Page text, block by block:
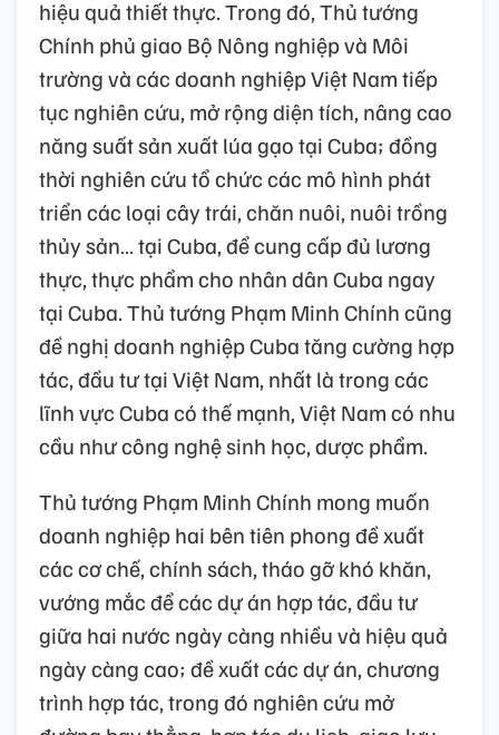
hiệu quả thiết thực. Trong đó, Thủ tướng
Chính phủ giao Bộ Nông nghiệp và Môi
trường và các doanh nghiệp Việt Nam tiếp
tục nghiên cứu, mở rộng diện tích, nâng cao
năng suất sản xuất lúa gạo tại Cuba; đồng
thời nghiên cứu tổ chức các mô hình phát
triển các loại cây trái, chăn nuôi, nuôi trồng
thủy sản… tại Cuba, để cung cấp đủ lương
thực, thực phẩm cho nhân dân Cuba ngay
tại Cuba. Thủ tướng Phạm Minh Chính cũng
đề nghị doanh nghiệp Cuba tăng cường hợp
tác, đầu tư tại Việt Nam, nhất là trong các
lĩnh vực Cuba có thế mạnh, Việt Nam có nhu
cầu như công nghệ sinh học, dược phẩm.
Thủ tướng Phạm Minh Chính mong muốn
doanh nghiệp hai bên tiên phong đề xuất
các cơ chế, chính sách, tháo gỡ khó khăn,
vướng mắc để các dự án hợp tác, đầu tư
giữa hai nước ngày càng nhiều và hiệu quả
ngày càng cao; đề xuất các dự án, chương
trình hợp tác, trong đó nghiên cứu mở